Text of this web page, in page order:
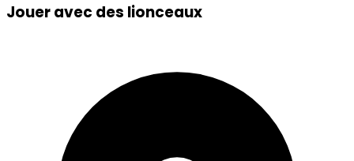
Jouer avec des lionceaux